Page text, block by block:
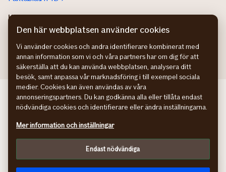
Kundservice privatperson
Kontaktuppgifter
Lokala säljare
Hitta säljare för stora
If bedriftsforsikring NO
If erhvervsforsikring DK
Hantering av personuppgifter
Cookies
Anpassa
In English
Den här webbplatsen använder cookies
Vi använder cookies och andra identifierare kombinerat med
annan information som vi och våra partners har om dig för att
säkerställa att du kan använda webbplatsen, analysera ditt
besök, samt anpassa vår marknadsföring i till exempel sociala
medier. Cookies kan även användas av våra
annonseringspartners. Du kan godkänna alla eller tillåta endast
nödvändiga cookies och identifierare eller ändra inställningarna.
Mer information och inställningar
Endast nödvändiga